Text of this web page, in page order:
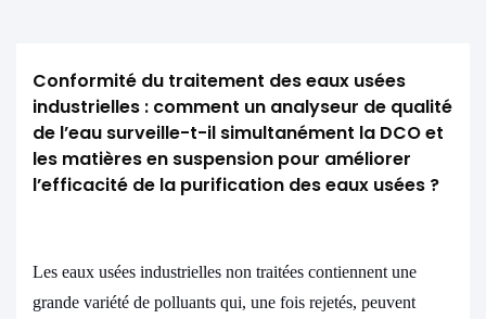
Conformité du traitement des eaux usées
industrielles : comment un analyseur de qualité
de l’eau surveille-t-il simultanément la DCO et
les matières en suspension pour améliorer
l’efficacité de la purification des eaux usées ?
Les eaux usées industrielles non traitées contiennent une
grande variété de polluants qui, une fois rejetés, peuvent